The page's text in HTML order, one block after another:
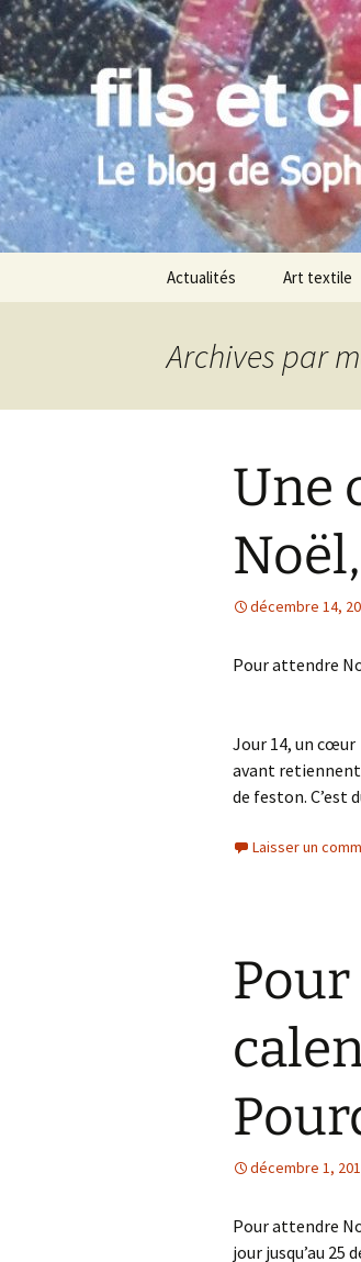
Aller
au
contenu
Le blog de Sophie
Actualités Art textile
Archives par
Une
décembre 14,
Pour attendre
Jour 14, un cœur
avant retiennent
de feston. C’est
Laisser un
décembre 1,
Pour attendre
jour jusqu’au 25